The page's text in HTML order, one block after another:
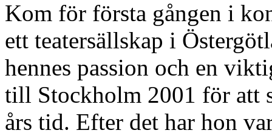
Kom för första gången i
ett teatersällskap i
hennes passion och en
till Stockholm 2001 för att
års tid. Efter det har hon